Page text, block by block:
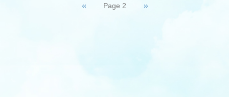
Page
précédente
‹‹ Page 2 Page
››